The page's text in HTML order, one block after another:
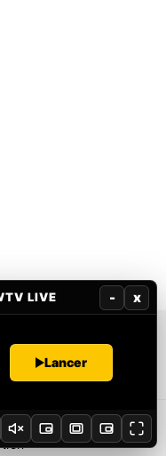
Google Play
Mentions légales
LIVE - x
Lancer